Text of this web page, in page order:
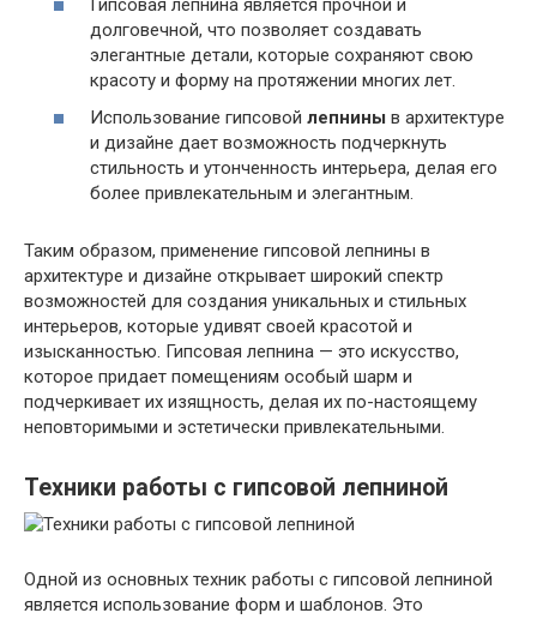
Гипсовая лепнина является прочной и
долговечной, что позволяет создавать
элегантные детали, которые сохраняют свою
красоту и форму на протяжении многих лет.
Использование гипсовой лепнины в архитектуре
и дизайне дает возможность подчеркнуть
стильность и утонченность интерьера, делая его
более привлекательным и элегантным.
Таким образом, применение гипсовой лепнины в
архитектуре и дизайне открывает широкий спектр
возможностей для создания уникальных и стильных
интерьеров, которые удивят своей красотой и
изысканностью. Гипсовая лепнина — это искусство,
которое придает помещениям особый шарм и
подчеркивает их изящность, делая их по-настоящему
неповторимыми и эстетически привлекательными.
Техники работы с гипсовой лепниной
Одной из основных техник работы с гипсовой лепниной
является использование форм и шаблонов. Это